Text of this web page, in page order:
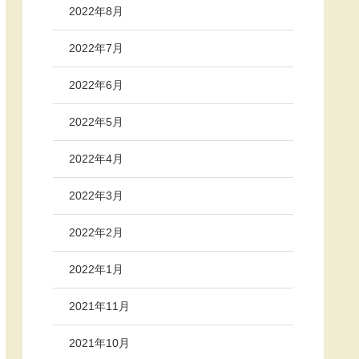
2022年8月
2022年7月
2022年6月
2022年5月
2022年4月
2022年3月
2022年2月
2022年1月
2021年11月
2021年10月